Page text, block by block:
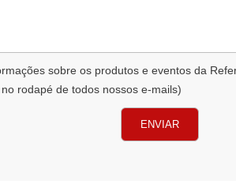
sobre os produtos e eventos da
rodapé de todos nossos e-mails)
ENVIAR